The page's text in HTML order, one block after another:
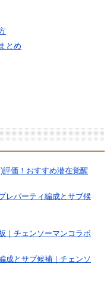
とめ
評価！おすすめ潜在覚醒
レパーティ編成とサブ候
｜チェンソーマンコラボ
成とサブ候補｜チェンソ